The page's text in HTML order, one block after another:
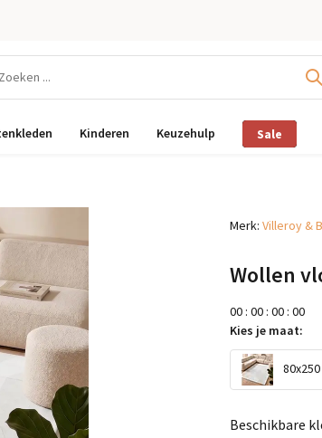
Kinderen Keuzehulp Sale
Merk: Villeroy &
Wollen
00: 00: 00: 00
Kies je maat:
Beschikbare